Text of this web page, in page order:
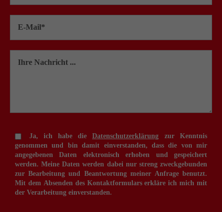
Ja, ich habe die Datenschutzerklärung zur Kenntnis
genommen und bin damit einverstanden, dass die von mir
angegebenen Daten elektronisch erhoben und gespeichert
werden. Meine Daten werden dabei nur streng zweckgebunden
zur Bearbeitung und Beantwortung meiner Anfrage benutzt.
Mit dem Absenden des Kontaktformulars erkläre ich mich mit
der Verarbeitung einverstanden.